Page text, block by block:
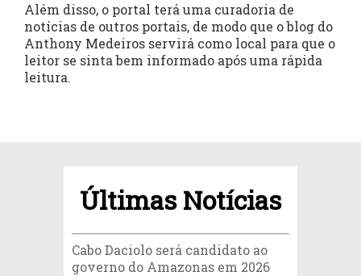
Além disso, o portal terá uma curadoria de
notícias de outros portais, de modo que o blog do
Anthony Medeiros servirá como local para que o
leitor se sinta bem informado após uma rápida
leitura.
Últimas Notícias
Cabo Daciolo será candidato ao
governo do Amazonas em 2026